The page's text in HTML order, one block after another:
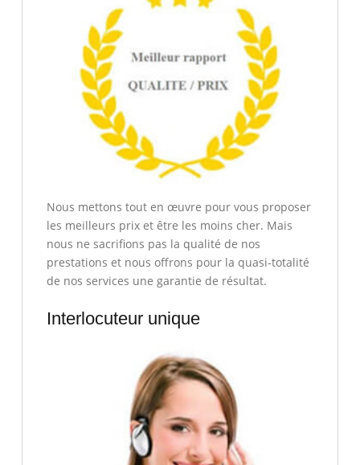
Nous mettons tout en œuvre pour vous proposer
les meilleurs prix et être les moins cher. Mais
nous ne sacrifions pas la qualité de nos
prestations et nous offrons pour la quasi-totalité
de nos services une garantie de résultat.
Interlocuteur unique